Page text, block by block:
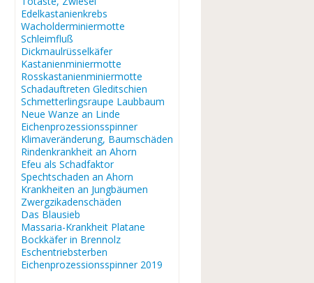
Edelkastanienkrebs
Wacholderminiermotte
Schleimfluß
Dickmaulrüsselkäfer
Kastanienminiermotte
Rosskastanienminiermotte
Schadauftreten Gleditschien
Schmetterlingsraupe Laubbaum
Neue Wanze an Linde
Eichenprozessionsspinner
Klimaveränderung, Baumschäden
Rindenkrankheit an Ahorn
Efeu als Schadfaktor
Spechtschaden an Ahorn
Krankheiten an Jungbäumen
Zwergzikadenschäden
Das Blausieb
Massaria-Krankheit Platane
Bockkäfer in Brennolz
Eschentriebsterben
Eichenprozessionsspinner 2019